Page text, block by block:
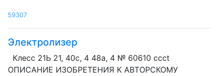
59307
Электролизер
Клесс 21Ь 21, 40с, 4 48а, 4 № 60610 ccct
ОПИСАНИЕ ИЗОБРЕТЕНИЯ К АВТОРСКОМУ